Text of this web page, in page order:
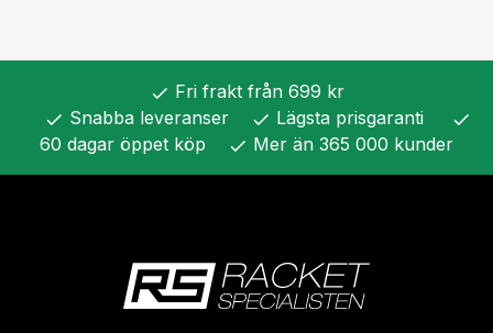
check Fri frakt från 699 kr
check Snabba leveranser check Lägsta prisgaranti check
60 dagar öppet köp check Mer än 365 000 kunder